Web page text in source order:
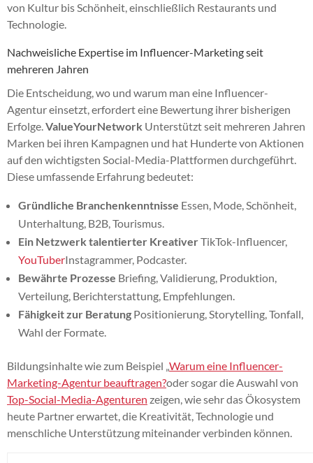
von Kultur bis Schönheit, einschließlich Restaurants und
Technologie.
Nachweisliche Expertise im Influencer-Marketing seit
mehreren Jahren
Die Entscheidung, wo und warum man eine Influencer-
Agentur einsetzt, erfordert eine Bewertung ihrer bisherigen
Erfolge.ValueYourNetwork Unterstützt seit mehreren Jahren
Marken bei ihren Kampagnen und hat Hunderte von Aktionen
auf den wichtigsten Social-Media-Plattformen durchgeführt.
Diese umfassende Erfahrung bedeutet:
Gründliche Branchenkenntnisse Essen, Mode, Schönheit,
Unterhaltung, B2B, Tourismus.
Ein Netzwerk talentierter KreativerTikTok-Influencer,
YouTuberInstagrammer, Podcaster.
Bewährte Prozesse Briefing, Validierung, Produktion,
Verteilung, Berichterstattung, Empfehlungen.
Fähigkeit zur Beratung Positionierung, Storytelling, Tonfall,
Wahl der Formate.
Bildungsinhalte wie zum Beispiel „Warum eine Influencer-
Marketing-Agentur beauftragen?oder sogar die Auswahl von
Top-Social-Media-Agenturen zeigen, wie sehr das Ökosystem
heute Partner erwartet, die Kreativität, Technologie und
menschliche Unterstützung miteinander verbinden können.